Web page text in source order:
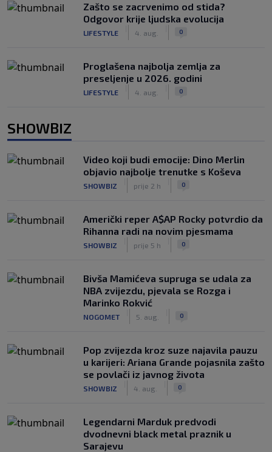
Zašto se zacrvenimo od stida?
Odgovor krije ljudska evolucija
LIFESTYLE 4. aug. 0
Proglašena najbolja zemlja za
preseljenje u 2026. godini
LIFESTYLE 4. aug. 0
SHOWBIZ
Video koji budi emocije: Dino Merlin
objavio najbolje trenutke s Koševa
SHOWBIZ prije 2 h 0
Američki reper A$AP Rocky potvrdio da
Rihanna radi na novim pjesmama
SHOWBIZ prije 5 h 0
Bivša Mamićeva supruga se udala za
NBA zvijezdu, pjevala se Rozga i
Marinko Rokvić
NOGOMET 5. aug. 0
Pop zvijezda kroz suze najavila pauzu
u karijeri: Ariana Grande pojasnila zašto
se povlači iz javnog života
SHOWBIZ 4. aug. 0
Legendarni Marduk predvodi
dvodnevni black metal praznik u
Sarajevu